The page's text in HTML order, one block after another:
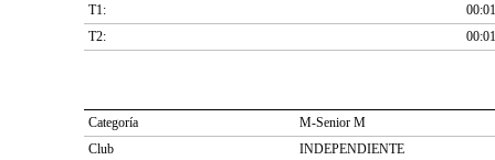
T1:
T2:
Categoría
M-Senior M
Club
INDEPENDIENTE